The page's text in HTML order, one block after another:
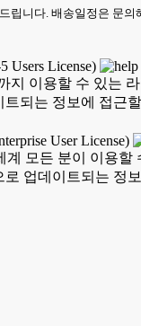
립니다. 배송일정은 문의
Users License)
지 이용할 수 있는
되는 정보에 접근
User License)
계 모든 분이 이용
업데이트되는 정